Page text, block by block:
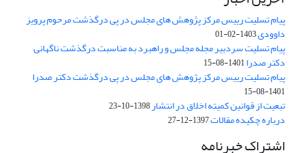
پیام تسلیت رییس مرکز پژوهش های مجلس در پی درگذشت مرحوم پرویز
داوودی1403-02-01
پیام تسلیت سردبیر مجله مجلس و راهبرد به مناسبت درگذشت ناگهانی
دکتر صدرا1401-08-15
پیام تسلیت رییس مرکز پژوهش های مجلس در پی درگذشت دکتر صدرا
1401-08-15
تبعیت از قوانین کمیته اخلاق در انتشار1398-10-23
درباره چکیده مقالات1397-12-27
اشتراک خبرنامه